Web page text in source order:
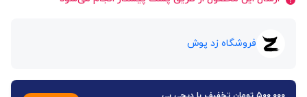
فروشگاه زد پوش